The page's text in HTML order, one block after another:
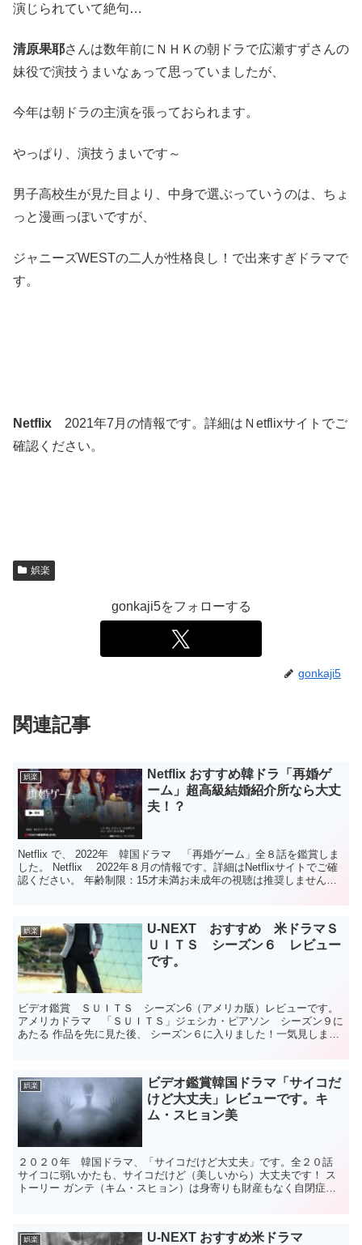
演じられていて絶句…
清原果耶さんは数年前にＮＨＫの朝ドラで広瀬すずさんの
妹役で演技うまいなぁって思っていましたが、
今年は朝ドラの主演を張っておられます。
やっぱり、演技うまいです～
男子高校生が見た目より、中身で選ぶっていうのは、ちょ
っと漫画っぽいですが、
ジャニーズWESTの二人が性格良し！で出来すぎドラマで
す。
Netflix 2021年7月の情報です。詳細はＮetflixサイトでご
確認ください。
娯楽
gonkaji5をフォローする
gonkaji5
関連記事
娯楽
Netflix おすすめ韓ドラ「再婚ゲ
ーム」超高級結婚紹介所なら大丈
夫！？
Netflix で、 2022年 韓国ドラマ 「再婚ゲーム」全８話を鑑賞しま
した。 Netflix 2022年８月の情報です。詳細はNetflixサイトでご確
認ください。 年齢制限：15才未満お未成年の視聴は推奨しません。
娯楽
U-NEXT おすすめ 米ドラマＳ
ＵＩＴＳ シーズン６ レビュー
です。
ビデオ鑑賞 ＳＵＩＴＳ シーズン6（アメリカ版）レビューです。
アメリカドラマ 「ＳＵＩＴＳ」ジェシカ・ピアソン シーズン９に
あたる 作品を先に見た後、 シーズン６に入りました！一気見しまし
娯楽
ビデオ鑑賞韓国ドラマ「サイコだ
けど大丈夫」レビューです。キ
ム・スヒョン美
２０２０年 韓国ドラマ、「サイコだけど大丈夫」です。全２０話
サイコに弱いかたも、サイコだけど（美しいから）大丈夫です！ ス
トーリー ガンテ（キム・スヒョン）は身寄りも財産もなく自閉症の
娯楽
U-NEXT おすすめ米ドラマ